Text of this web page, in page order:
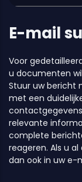
E-mail
Voor
u documenten
Stuur uw bericht
met een
relevante
complete
reageren. Als u
dan ook in uw e-